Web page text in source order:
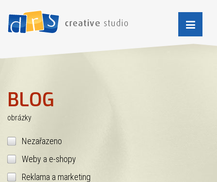
BLOG
obrázky
Nezařazeno
Weby a e-shopy
Reklama a marketing